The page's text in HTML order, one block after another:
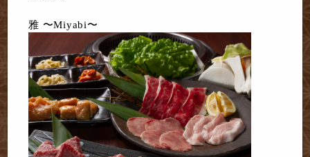
雅 〜Miyabi〜